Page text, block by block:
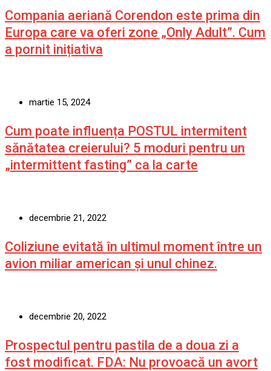
Compania aeriană Corendon este prima din
Europa care va oferi zone „Only Adult”. Cum
a pornit inițiativa
martie 15, 2024
Cum poate influența POSTUL intermitent
sănătatea creierului? 5 moduri pentru un
„intermittent fasting” ca la carte
decembrie 21, 2022
Coliziune evitată în ultimul moment între un
avion miliar american şi unul chinez.
decembrie 20, 2022
Prospectul pentru pastila de a doua zi a
fost modificat. FDA: Nu provoacă un avort